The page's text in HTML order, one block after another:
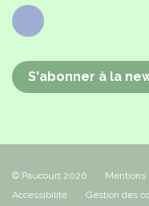
Facebook
S'abonner à la
© Paucourt 2026 Mentions
Accessibilité
Gestion des